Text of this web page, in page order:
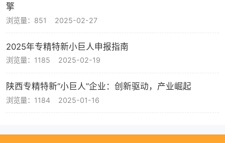
擎
浏览量：851 2025-02-27
2025年专精特新小巨人申报指南
浏览量：1185 2025-02-19
陕西专精特新“小巨人”企业：创新驱动，产业崛起
浏览量：1184 2025-01-16